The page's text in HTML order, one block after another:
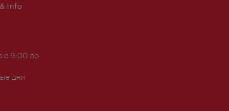
Info
с 9:00 до
дни